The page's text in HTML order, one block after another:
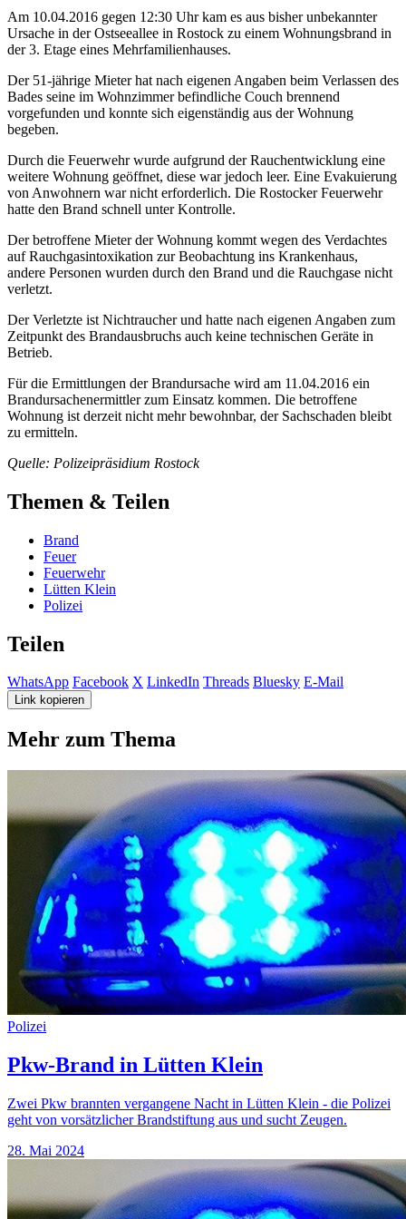
Am 10.04.2016 gegen 12:30 Uhr kam es aus bisher unbekannter
Ursache in der Ostseeallee in Rostock zu einem Wohnungsbrand in
der 3. Etage eines Mehrfamilienhauses.
Der 51-jährige Mieter hat nach eigenen Angaben beim Verlassen des
Bades seine im Wohnzimmer befindliche Couch brennend
vorgefunden und konnte sich eigenständig aus der Wohnung
begeben.
Durch die Feuerwehr wurde aufgrund der Rauchentwicklung eine
weitere Wohnung geöffnet, diese war jedoch leer. Eine Evakuierung
von Anwohnern war nicht erforderlich. Die Rostocker Feuerwehr
hatte den Brand schnell unter Kontrolle.
Der betroffene Mieter der Wohnung kommt wegen des Verdachtes
auf Rauchgasintoxikation zur Beobachtung ins Krankenhaus,
andere Personen wurden durch den Brand und die Rauchgase nicht
verletzt.
Der Verletzte ist Nichtraucher und hatte nach eigenen Angaben zum
Zeitpunkt des Brandausbruchs auch keine technischen Geräte in
Betrieb.
Für die Ermittlungen der Brandursache wird am 11.04.2016 ein
Brandursachenermittler zum Einsatz kommen. Die betroffene
Wohnung ist derzeit nicht mehr bewohnbar, der Sachschaden bleibt
zu ermitteln.
Quelle: Polizeipräsidium Rostock
Themen & Teilen
Brand
Feuer
Feuerwehr
Lütten Klein
Polizei
Teilen
WhatsApp Facebook X LinkedIn Threads Bluesky E-Mail
Link kopieren
Mehr zum Thema
Polizei
Pkw-Brand in Lütten Klein
Zwei Pkw brannten vergangene Nacht in Lütten Klein - die Polizei
geht von vorsätzlicher Brandstiftung aus und sucht Zeugen.
28. Mai 2024